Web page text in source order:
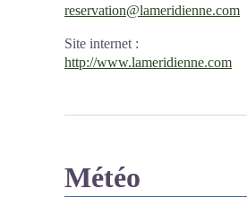
reservation@lameridienne.com
Site internet :
http://www.lameridienne.com
Météo